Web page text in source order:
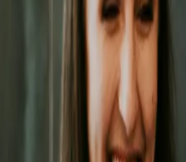
Ci zbudować trwałą przewagę na rynku